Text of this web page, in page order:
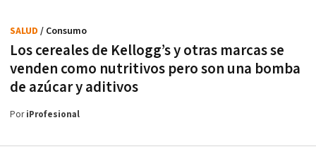
Los cereales de Kellogg’s y otras marcas se
venden como nutritivos pero son una bomba
de azúcar y aditivos
SALUD / Consumo
PoriProfesional